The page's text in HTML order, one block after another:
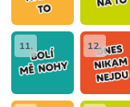
11. 12.